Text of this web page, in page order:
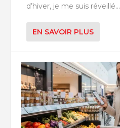
d’hiver, je me suis réveillé...
EN SAVOIR PLUS